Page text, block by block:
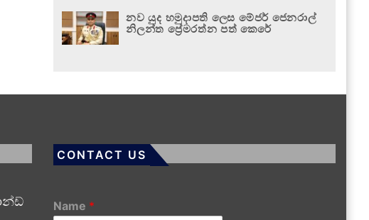
නව යුද හමුදාපති ලෙස මේජර් ජෙනරාල්
නිලන්ත ප්‍රේමරත්න පත් කෙරේ
CONTACT US
Name *